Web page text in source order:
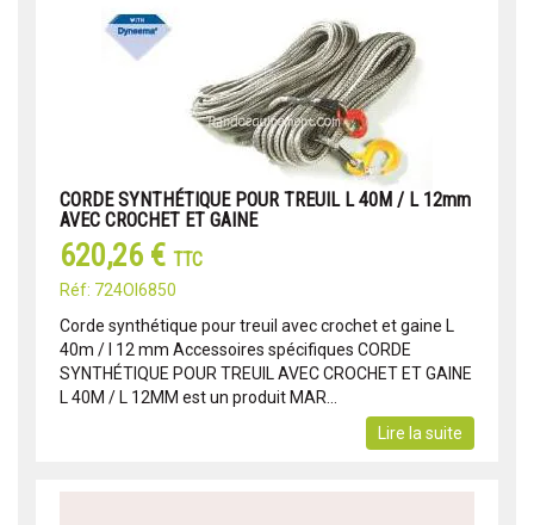
CORDE SYNTHÉTIQUE POUR TREUIL L 40M / L 12mm
AVEC CROCHET ET GAINE
620,26 € TTC
Réf: 724OI6850
Corde synthétique pour treuil avec crochet et gaine L
40m / l 12 mm Accessoires spécifiques CORDE
SYNTHÉTIQUE POUR TREUIL AVEC CROCHET ET GAINE
L 40M / L 12MM est un produit MAR...
Lire la suite